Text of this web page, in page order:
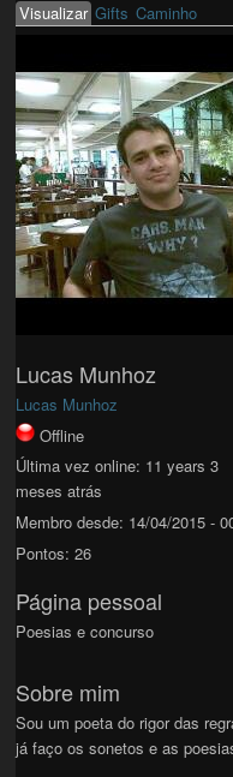
Primary tabs
Visualizar(active tab)
Gifts Caminho
Lucas Munhoz
Lucas Munhoz
Offline
Última vez online: 11 years 3
meses atrás
Membro desde: 14/04/2015 -
Pontos: 26
Página pessoal
Poesias e concurso
Sobre mim
Sou um poeta do rigor das
já faço os sonetos e as